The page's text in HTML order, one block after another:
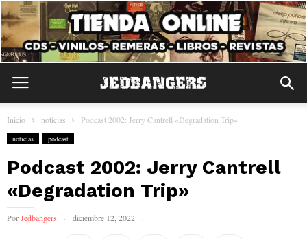
Inicio noticias Podcast 2002: Jerry Cantrell «Degradation Trip»
noticias podcast
Podcast 2002: Jerry Cantrell
«Degradation Trip»
PorJedbangers diciembre 12, 2022